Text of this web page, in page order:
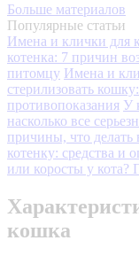
Больше материалов
Популярные статьи
Имена и клички для
котенка: 7 причин
питомцу Имена и
стерилизовать
противопоказания У
насколько все
причины, что делать
котенку: средства и
или коросты у
кошка